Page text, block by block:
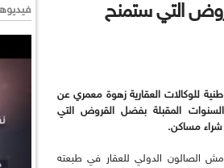
التي ستمنح
للوكالات العقارية زهوة معمري عن
السنوات المقبلة بفضل القروض التي
مساكن.
الصالون الدولي للعقار في طبعته